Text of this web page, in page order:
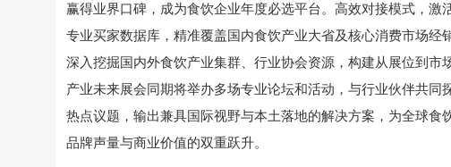
赢得业界口碑，成为食饮企业年度必选平台。高效对接模式，
专业买家数据库，精准覆盖国内食饮产业大省及核心消费市场经
深入挖掘国内外食饮产业集群、行业协会资源，构建从展位到
产业未来展会同期将举办多场专业论坛和活动，与行业伙伴共
热点议题，输出兼具国际视野与本土落地的解决方案，为全球
品牌声量与商业价值的双重跃升。